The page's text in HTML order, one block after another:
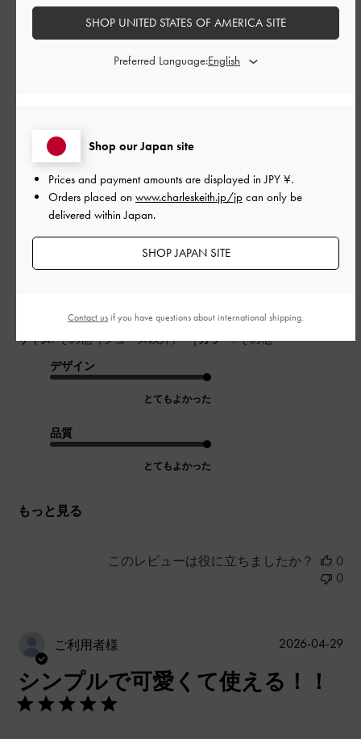
もっと見る
ご利用者様
可愛い
交通カードをそのまますきゃんできます。
サイズ: その他（シューズ以外） |カラー: その他
デザイン
とてもよかった
品質
とてもよかった
もっと見る
このレビューは役に立ちましたか？
0
0
ご利用者様
シンプルで可愛くて使える！！
公
2026-04-29
Shop our Japan site
Prices and payment amounts are displayed inJPY ¥.
Orders placed on www.charleskeith.jp/jp can only be
delivered within Japan.
SHOP JAPAN SITE
SHOP UNITED STATES OF AMERICA SITE
Preferred Language:
Contact usif you have questions about international shipping.